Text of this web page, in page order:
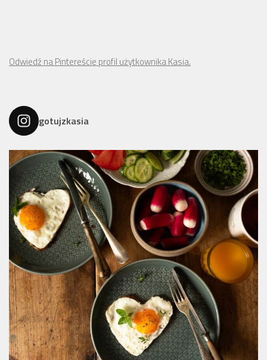
Odwiedź na Pintereście profil użytkownika Kasia.
gotujzkasia